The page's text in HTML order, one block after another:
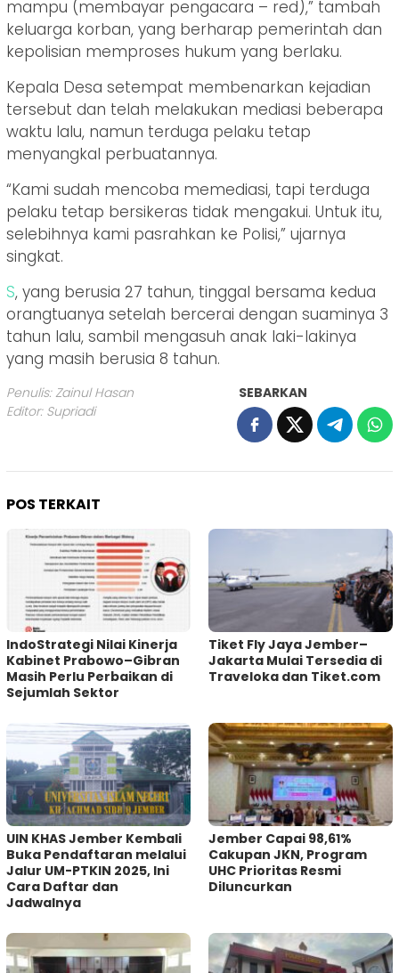
mampu (membayar pengacara – red),” tambah
keluarga korban, yang berharap pemerintah dan
kepolisian memproses hukum yang berlaku.
Kepala Desa setempat membenarkan kejadian
tersebut dan telah melakukan mediasi beberapa
waktu lalu, namun terduga pelaku tetap
menyangkal perbuatannya.
“Kami sudah mencoba memediasi, tapi terduga
pelaku tetap bersikeras tidak mengakui. Untuk itu,
selebihnya kami pasrahkan ke Polisi,” ujarnya
singkat.
S, yang berusia 27 tahun, tinggal bersama kedua
orangtuanya setelah bercerai dengan suaminya 3
tahun lalu, sambil mengasuh anak laki-lakinya
yang masih berusia 8 tahun.
Penulis: Zainul Hasan
Editor: Supriadi
SEBARKAN
POS TERKAIT
IndoStrategi Nilai Kinerja
Kabinet Prabowo–Gibran
Masih Perlu Perbaikan di
Sejumlah Sektor
Tiket Fly Jaya Jember–
Jakarta Mulai Tersedia di
Traveloka dan Tiket.com
UIN KHAS Jember Kembali
Buka Pendaftaran melalui
Jalur UM-PTKIN 2025, Ini
Cara Daftar dan
Jadwalnya
Jember Capai 98,61%
Cakupan JKN, Program
UHC Prioritas Resmi
Diluncurkan